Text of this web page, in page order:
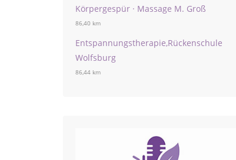
Körpergespür · Massage M. Groß
86,40 km
Entspannungstherapie,Rückenschule
Wolfsburg
86,44 km